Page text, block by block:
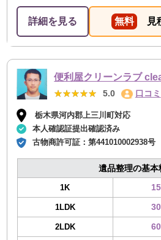
詳細を見る 無料 見
便利屋クリーンラブ
★★★★★
★★★★★ 5.0 口コミ
栃木県河内郡上三川町対応
本人確認証提出確認済み
古物商許可証：第441010002938号
遺品整理の基本
1K
1LDK
2LDK